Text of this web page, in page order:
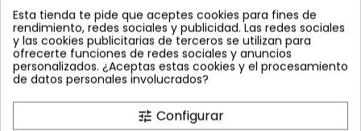
Se recomienda mantener las trampas activas durante
todo el año en los almacenes que contienen productos,
ya que la presencia de la plaga puede ocurrir en
cualquier momento.
Aplicación
Para la detección y seguimiento, se sugiere utilizar de 1 a
Esta tienda te pide que aceptes cookies para fines de
rendimiento, redes sociales y publicidad. Las redes sociales
y las cookies publicitarias de terceros se utilizan para
ofrecerte funciones de redes sociales y anuncios
personalizados. ¿Aceptas estas cookies y el procesamiento
de datos personales involucrados?
tune Configurar